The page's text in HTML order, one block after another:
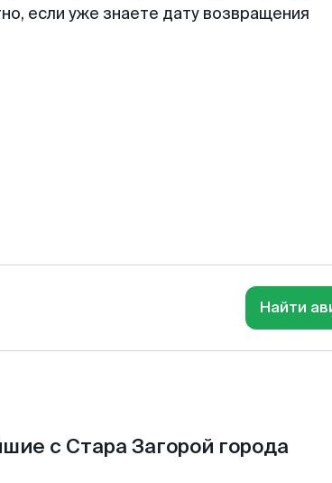
если уже знаете дату возвращения
Найти
с Стара Загорой города